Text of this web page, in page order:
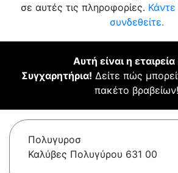
σε αυτές τις πληροφορίες.
συνδεθείτε.
Αυτή είναι η
Συγχαρητήρια! Δείτε πώς
πακέτο βραβείων!
Πολυγυροσ
Καλύβες Πολυγύρου 631 00